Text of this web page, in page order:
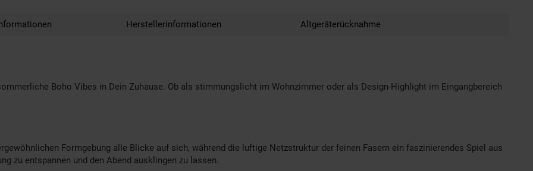
Herstellerinformationen Altgeräterücknahme
Boho Vibes in Dein Zuhause. Ob als stimmungslicht im Wohnzimmer oder als Design-Highlight im Eingangbereich
Formgebung alle Blicke auf sich, während die luftige Netzstruktur der feinen Fasern ein faszinierendes Spiel aus
zu entspannen und den Abend ausklingen zu lassen.